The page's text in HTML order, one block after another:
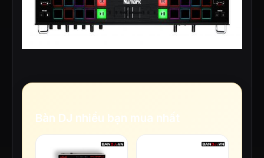
Bàn DJ nhiều bạn mua nhất